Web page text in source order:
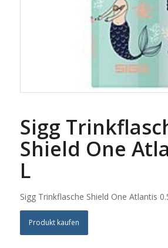
Sigg
Shield One
L
Sigg Trinkflasche Shield One Atlantis
Produkt kaufen